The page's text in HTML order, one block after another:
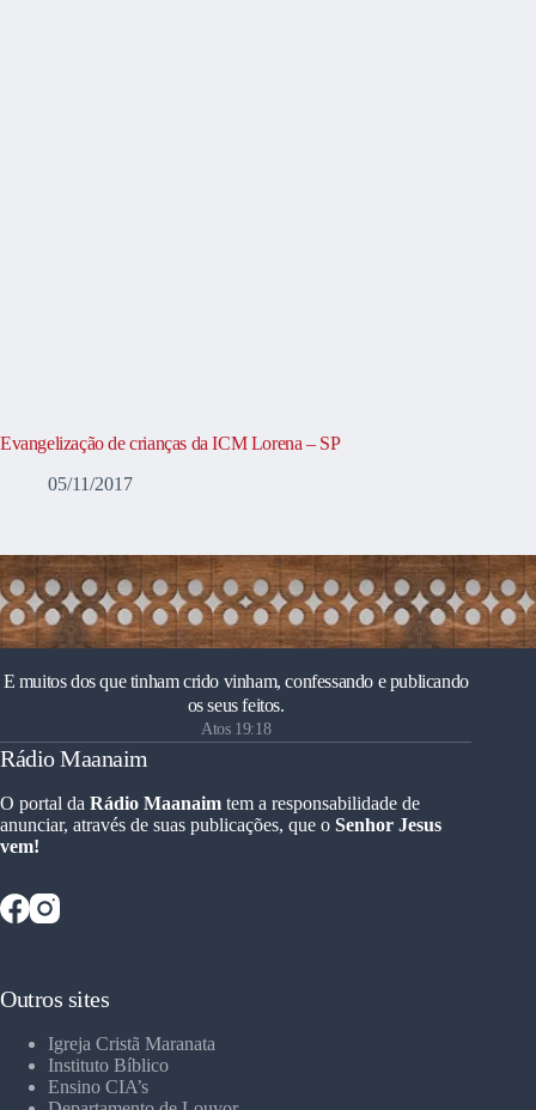
Evangelização de crianças da ICM Lorena – SP
05/11/2017
E muitos dos que tinham crido vinham, confessando e publicando
os seus feitos.
Atos 19:18
Rádio Maanaim
O portal da Rádio Maanaim tem a responsabilidade de
anunciar, através de suas publicações, que o Senhor Jesus
vem!
Outros sites
Igreja Cristã Maranata
Instituto Bíblico
Ensino CIA’s